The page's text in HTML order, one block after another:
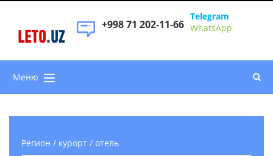
LETO.UZ
+998 71 202-11-66
Telegram
WhatsApp
Меню
Регион / курорт / отель